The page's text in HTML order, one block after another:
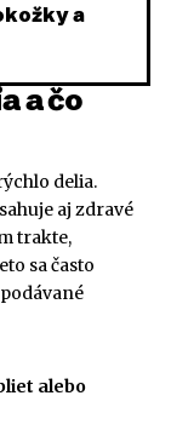
a
a čo
delia.
aj zdravé
trakte,
sa často
alebo